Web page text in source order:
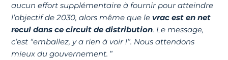
aucun effort supplémentaire à fournir pour atteindre
l’objectif de 2030, alors même que levrac est en net
recul dans ce circuit de distribution. Le message,
c’est “emballez, y a rien à voir !”. Nous attendons
mieux du gouvernement. ”